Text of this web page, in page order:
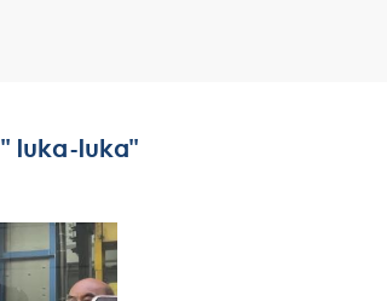
" luka-luka"